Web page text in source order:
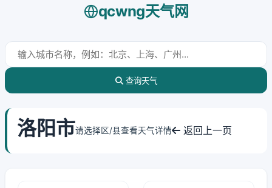
qcwng天气网
查询天气
洛阳市请选择区/县查看天气详情 返回上一页